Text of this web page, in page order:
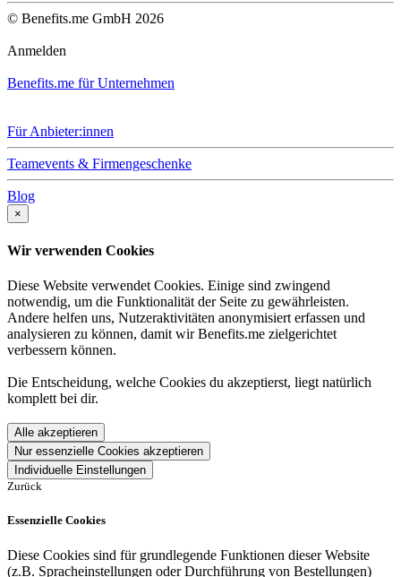
© Benefits.me GmbH 2026
Anmelden
Benefits.me für Unternehmen
Für Anbieter:innen
Teamevents & Firmengeschenke
Blog
×
Wir verwenden Cookies
Diese Website verwendet Cookies. Einige sind zwingend
notwendig, um die Funktionalität der Seite zu gewährleisten.
Andere helfen uns, Nutzeraktivitäten anonymisiert erfassen und
analysieren zu können, damit wir Benefits.me zielgerichtet
verbessern können.
Die Entscheidung, welche Cookies du akzeptierst, liegt natürlich
komplett bei dir.
Alle akzeptieren
Nur essenzielle Cookies akzeptieren
Individuelle Einstellungen
Zurück
Essenzielle Cookies
Diese Cookies sind für grundlegende Funktionen dieser Website
(z.B. Spracheinstellungen oder Durchführung von Bestellungen)